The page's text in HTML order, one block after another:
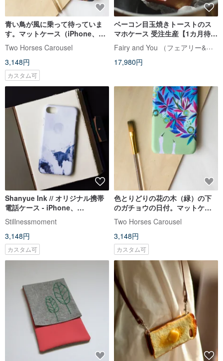
青い鳥が風に乗って待っていま
す。マットケース（iPhone、
HTC、Samsung、Sony）
Two Horses Carousel
3,148円
カスタム可
ベーコン目玉焼きトーストのス
マホケース 受注生産【1カ月待
ち】
Fairy and You （フェアリー&ユー）
17,980円
Shanyue Ink // オリジナル携帯
電話ケース - iPhone、
Samsung、oppo
Stillnessmoment
3,148円
カスタム可
色とりどりの花の木（緑）の下
のガチョウの日付。マットケー
ス（iPhone、HTC、
Samsung、Sony）
Two Horses Carousel
3,148円
カスタム可